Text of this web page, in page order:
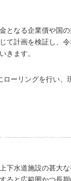
となる企業債や国
て計画を検証し、
きます。
ーリングを行い、
下水道施設の甚大